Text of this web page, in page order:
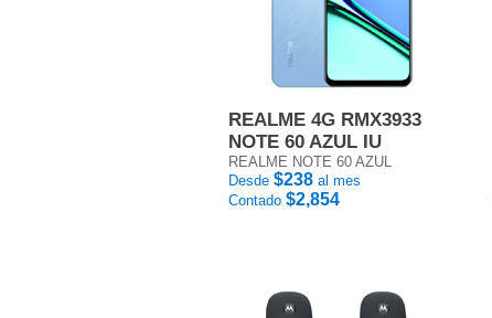
REALME 4G RMX3933
NOTE 60 AZUL IU
REALME NOTE 60 AZUL
Desde $238 al mes
Contado $2,854